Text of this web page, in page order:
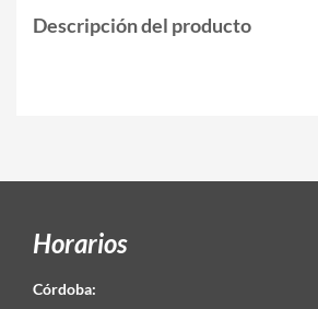
Descripción del producto
Horarios
Córdoba: